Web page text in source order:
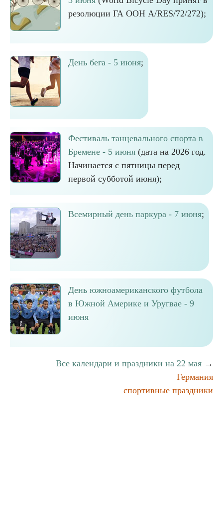
резолюции ГА ООН A/RES/72/272);
День бега - 5 июня;
Фестиваль танцевального спорта в
Бремене - 5 июня (дата на 2026 год.
Начинается с пятницы перед
первой субботой июня);
Всемирный день паркура - 7 июня;
День южноамериканского футбола
в Южной Америке и Уругвае - 9
июня
Все календари и праздники на 22 мая →
Германия
спортивные праздники